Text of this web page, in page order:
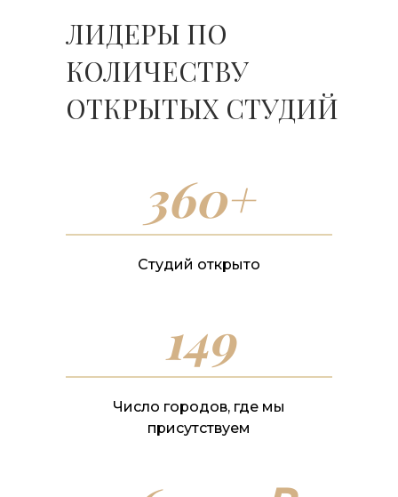
ЛИДЕРЫ ПО
КОЛИЧЕСТВУ
ОТКРЫТЫХ СТУДИЙ
360+
Студий открыто
149
Число городов, где мы
присутствуем